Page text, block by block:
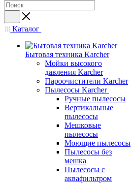
Каталог
Бытовая техника Karcher
Мойки высокого
давления Karcher
Пароочистители Karcher
Пылесосы Karcher
Ручные пылесосы
Вертикальные
пылесосы
Мешковые
пылесосы
Моющие пылесосы
Пылесосы без
мешка
Пылесосы с
аквафильтром